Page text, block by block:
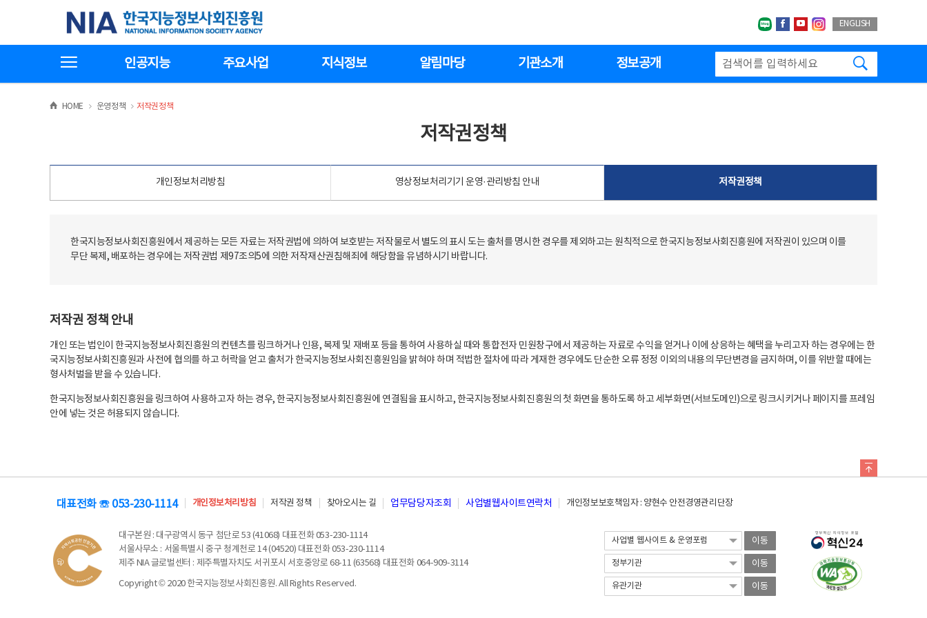
기
한국지능정보사회진흥원
네이버블로그
페이스북
유투브인스타그랩
ENGLISH
인공지능 주요사업 지식정보 알림마당 기관소개 정보공개
HOME >운영정책 >
저작권정책
저작권정책
개인정보처리방침 영상정보처리기기 운영·관리방침 안내 저작권정책
한국지능정보사회진흥원에서 제공하는 모든 자료는 저작권법에 의하여 보호받는 저작물로서 별도의 표시 도는 출처를 명시한 경우를 제외하고는 원칙적으로 한국지능정보사회진흥원에 저작권이 있으며 이를
무단 복제, 배포하는 경우에는 저작권법 제97조의5에 의한 저작재산권침해죄에 해당함을 유념하시기 바랍니다.
저작권 정책 안내
개인 또는 법인이 한국지능정보사회진흥원의 컨텐츠를 링크하거나 인용, 복제 및 재배포 등을 통하여 사용하실 때와 통합전자 민원창구에서 제공하는 자료로 수익을 얻거나 이에 상응하는 혜택을 누리고자 하는 경우에는 한
국지능정보사회진흥원과 사전에 협의를 하고 허락을 얻고 출처가 한국지능정보사회진흥원임을 밝혀야 하며 적법한 절차에 따라 게재한 경우에도 단순한 오류 정정 이외의 내용의 무단변경을 금지하며, 이를 위반할 때에는
형사처벌을 받을 수 있습니다.
한국지능정보사회진흥원을 링크하여 사용하고자 하는 경우, 한국지능정보사회진흥원에 연결됨을 표시하고, 한국지능정보사회진흥원의 첫 화면을 통하도록 하고 세부화면(서브도메인)으로 링크시키거나 페이지를 프레임
안에 넣는 것은 허용되지 않습니다.
대표전화 ☏ 053-230-1114 개인정보처리방침 저작권 정책 찾아오시는 길 업무담당자조회 사업별웹사이트연락처 개인정보보호책임자 : 양현수 안전경영관리단장
대구본원 : 대구광역시 동구 첨단로 53 (41068) 대표전화 053-230-1114
서울사무소 : 서울특별시 중구 청계천로 14 (04520) 대표전화 053-230-1114
제주 NIA 글로벌센터 : 제주특별자치도 서귀포시 서호중앙로 68-11 (63568) 대표전화 064-909-3114
Copyright © 2020 한국지능정보사회진흥원. All Rights Reserved.
이동
이동
이동